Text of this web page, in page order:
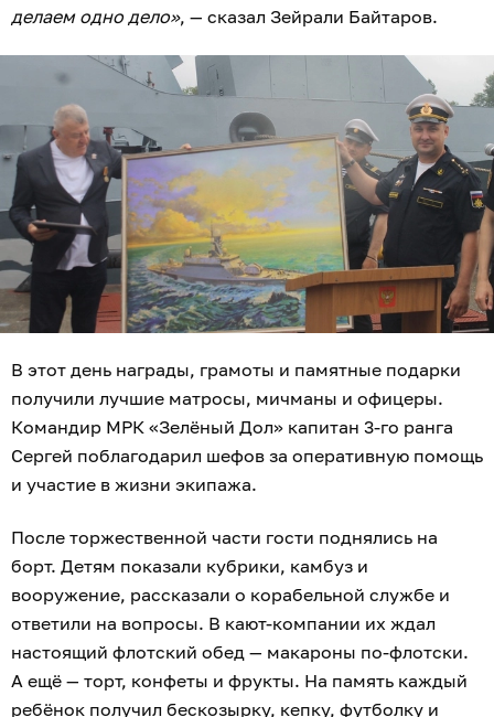
делаем одно дело», — сказал Зейрали Байтаров.
В этот день награды, грамоты и памятные подарки
получили лучшие матросы, мичманы и офицеры.
Командир МРК «Зелёный Дол» капитан 3-го ранга
Сергей поблагодарил шефов за оперативную помощь
и участие в жизни экипажа.
После торжественной части гости поднялись на
борт. Детям показали кубрики, камбуз и
вооружение, рассказали о корабельной службе и
ответили на вопросы. В кают-компании их ждал
настоящий флотский обед — макароны по-флотски.
А ещё — торт, конфеты и фрукты. На память каждый
ребёнок получил бескозырку, кепку, футболку и